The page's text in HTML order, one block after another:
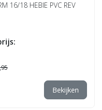
16/18 HEBIE PVC REV
Bekijken